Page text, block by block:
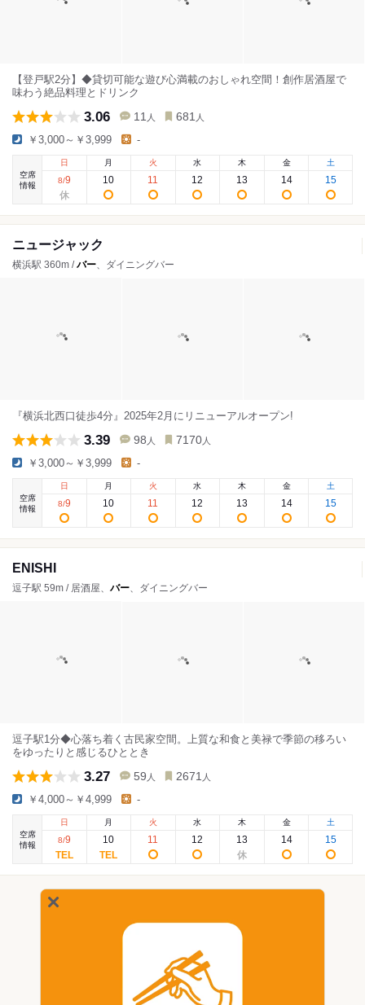
【登戸駅2分】◆貸切可能な遊び心満載のおしゃれ空間！創作居酒屋で
味わう絶品料理とドリンク
3.06 11 人 681 人
￥3,000～￥3,999 -
空席
情報
日
8/9
月
10
火
11
水
12
木
13
金
14
土
15
ニュージャック
横浜駅 360m /バー、ダイニングバー
『横浜北西口徒歩4分』2025年2月にリニューアルオープン!
3.39 98 人 7170 人
￥3,000～￥3,999 -
空席
情報
日
8/9
月
10
火
11
水
12
木
13
金
14
土
15
ENISHI
逗子駅 59m / 居酒屋、 バー、ダイニングバー
逗子駅1分◆心落ち着く古民家空間。上質な和食と美禄で季節の移ろい
をゆったりと感じるひととき
3.27 59 人 2671 人
￥4,000～￥4,999 -
空席
情報
日
8/9
月
10
火
11
水
12
木
13
金
14
土
15